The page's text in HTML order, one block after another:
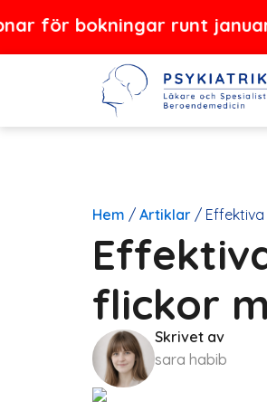
runt januari –
Hoppa
Hem / Artiklar /
flickor
Skrivet av
sara habib